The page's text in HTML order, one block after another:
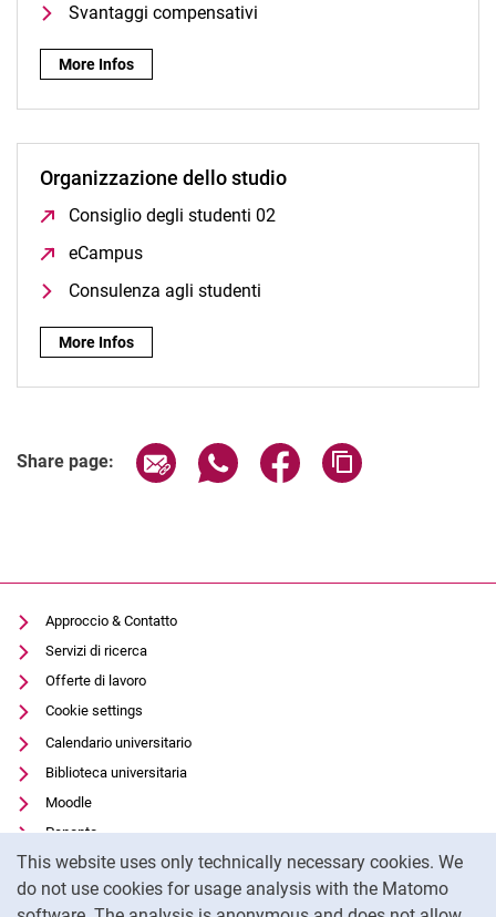
This website uses only technically necessary cookies. We
do not use cookies for usage analysis with the Matomo
Svantaggi compensativi
Comitati di revisione:
More Infos
Organizzazione dello studio
Consiglio degli studenti 02
eCampus
Consulenza agli studenti
Organizzazione dello studio:
More Infos
Share page: Share page via email
Share page via WhatsApp
Share page via
Approccio & Contatto
Servizi di ricerca
Offerte di lavoro
Cookie settings
Calendario universitario
Biblioteca universitaria
Moodle
Panopto
Protezione dei dati
Accessibilità